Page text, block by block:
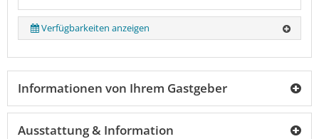
Verfügbarkeiten anzeigen
Informationen von Ihrem Gastgeber
Ausstattung & Information